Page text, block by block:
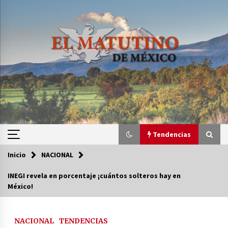
Tendencias
Tendencias
Inicio NACIONAL
INEGI revela en porcentaje ¡cuántos solteros hay en
México!
NACIONAL TENDENCIAS